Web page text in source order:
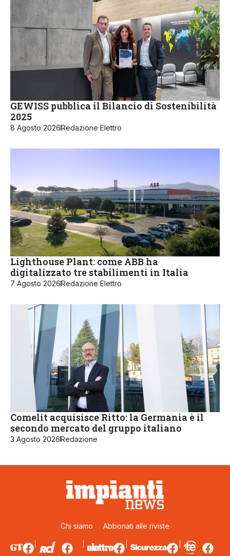
GEWISS pubblica il Bilancio di Sostenibilità
2025
8 Agosto 2026Redazione Elettro
Lighthouse Plant: come ABB ha
digitalizzato tre stabilimenti in Italia
7 Agosto 2026Redazione Elettro
Comelit acquisisce Ritto: la Germania è il
secondo mercato del gruppo italiano
3 Agosto 2026Redazione
Chi siamo Abbonati alle riviste